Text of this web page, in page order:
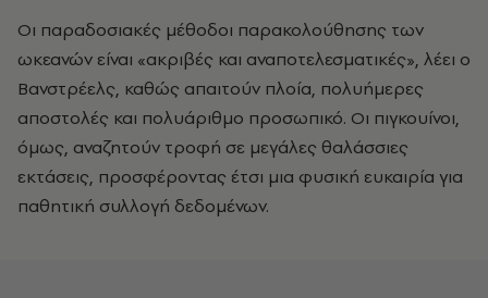
Οι παραδοσιακές μέθοδοι παρακολούθησης των
ωκεανών είναι «ακριβές και αναποτελεσματικές», λέει ο
Βανστρέελς, καθώς απαιτούν πλοία, πολυήμερες
αποστολές και πολυάριθμο προσωπικό. Οι πιγκουίνοι,
όμως, αναζητούν τροφή σε μεγάλες θαλάσσιες
εκτάσεις, προσφέροντας έτσι μια φυσική ευκαιρία για
παθητική συλλογή δεδομένων.